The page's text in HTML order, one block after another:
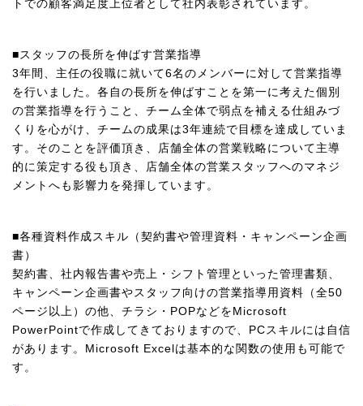
トでの顧客満足度上位者として社内表彰されています。
■スタッフの長所を伸ばす営業指導
3年間、主任の役職に就いて6名のメンバーに対して営業指導
を行いました。各自の長所を伸ばすことを第一に考えた個別
の営業指導を行うこと、チーム全体で弱点を補える仕組みづ
くりを心がけ、チームの成果は3年連続で目標を達成していま
す。そのことを評価頂き、店舗全体の営業戦略について主導
的に策定する役も頂き、店舗全体の営業スタッフへのマネジ
メントへも影響力を発揮しています。
■各種資料作成スキル（契約書や管理資料・キャンペーン企画
書）
契約書、社内報告書や売上・シフト管理といった管理書類、
キャンペーン企画書やスタッフ向けの営業指導用資料（全50
ページ以上）の他、チラシ・POPなどをMicrosoft
PowerPointで作成してきておりますので、PCスキルには自信
があります。Microsoft Excelは基本的な関数の使用も可能で
す。